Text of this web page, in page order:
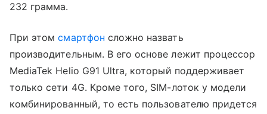
232 грамма.
При этомсмартфон сложно назвать
производительным. В его основе лежит процессор
MediaTek Helio G91 Ultra, который поддерживает
только сети 4G. Кроме того, SIM-лоток у модели
комбинированный, то есть пользователю придется